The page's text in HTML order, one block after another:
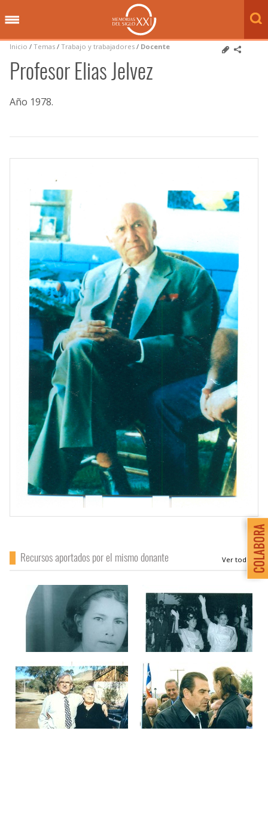
Inicio / Temas / Trabajo y trabajadores / Docente
Profesor Elias Jelvez
Año 1978.
Recursos aportados por el mismo donante